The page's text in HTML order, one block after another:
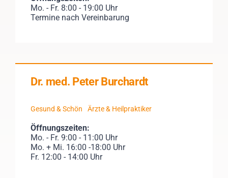
Mo. - Fr. 8:00 - 19:00 Uhr
Termine nach Vereinbarung
Dr. med. Peter Burchardt
Gesund & Schön Ärzte & Heilpraktiker
Öffnungszeiten:
Mo. - Fr. 9:00 - 11:00 Uhr
Mo. + Mi. 16:00 -18:00 Uhr
Fr. 12:00 - 14:00 Uhr